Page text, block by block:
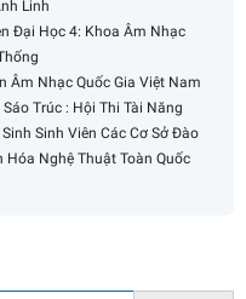
Linh
Đại Học 4: Khoa Âm Nhạc
Âm Nhạc Quốc Gia Việt Nam
Trúc : Hội Thi Tài Năng
Sinh Viên Các Cơ Sở Đào
Hóa Nghệ Thuật Toàn Quốc